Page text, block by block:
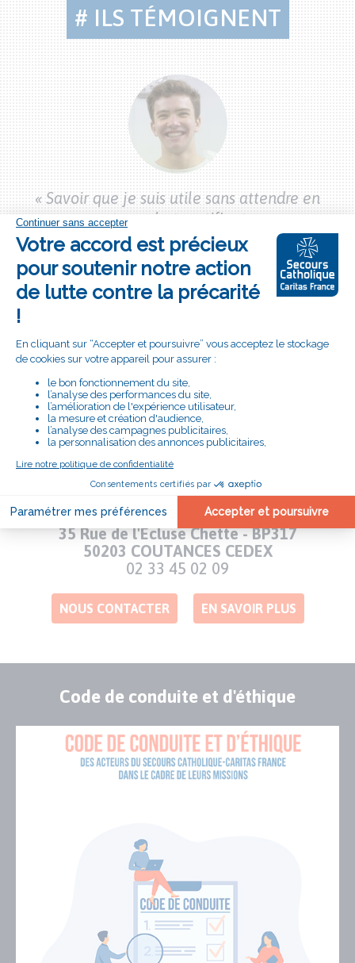
# ILS TÉMOIGNENT
« Savoir que je suis utile sans attendre en
retour, c’est gratifiant »
Nolan, 20 ans,Étudiant et pompier
volontaire
Bouton
"je
m'engage"
S'engager à nos côtés
# LE SECOURS CATHOLIQUE
PRÈS DE CHEZ VOUS
DELEGATION DE LA MANCHE
Adresse35 Rue de l'Ecluse Chette - BP317
50203 COUTANCES CEDEX
téléphone
02 33 45 02 09
NOUS CONTACTER EN SAVOIR PLUS
PublicationCode de conduite et d'éthique